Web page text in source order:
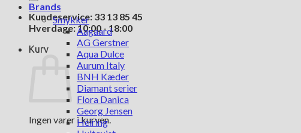
Kundeservice: 33 13 85 45
Hverdage: 10:00 - 18:00
Kurv
Ingen varer i kurven.
Brands
Smykker
Aagaard
AG Gerstner
Aqua Dulce
Aurum Italy
BNH Kæder
Diamant serier
Flora Danica
Georg Jensen
Heiring